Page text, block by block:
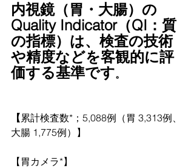
内視鏡（胃・大腸）の
Quality Indicator（QI：質
の指標）は、検査の技術
や精度などを客観的に評
価する基準です。
【累計検査数*；5,088例（胃 3,313例、
大腸 1,775例）】
【胃カメラ*】